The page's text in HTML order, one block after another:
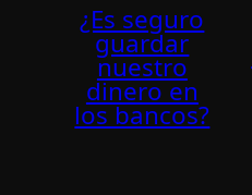
¿Es seguro
guardar
nuestro
dinero en
los bancos?